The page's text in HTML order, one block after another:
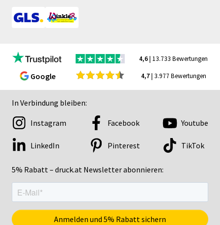
4,6| 13.733 Bewertungen
Google 4,7| 3.977 Bewertungen
In Verbindung bleiben:
5% Rabatt – druck.at Newsletter abonnieren:
Instagram Facebook Youtube
LinkedIn Pinterest TikTok